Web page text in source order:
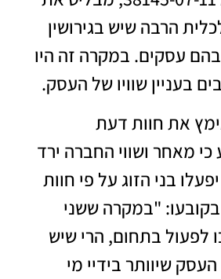
הרבה שיש בגירושין
עסקים. במקרה זה היו
בעניין שוויו של העסק.
את חוות דעת
מאחר ושווי החברה ירד
בני הזוג על פי חוות
"במקרה ששני
לפעול בתחום, הרי שיש
שיוותר בידיי מי